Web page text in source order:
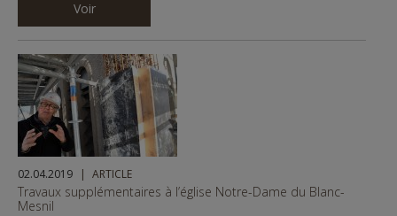
Voir
02.04.2019 ARTICLE
Travaux supplémentaires à l’église Notre-Dame du Blanc-
Mesnil